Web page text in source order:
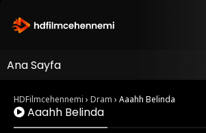
Ana Sayfa
HDFilmcehennemi › Dram › Aaahh Belinda
Aaahh Belinda